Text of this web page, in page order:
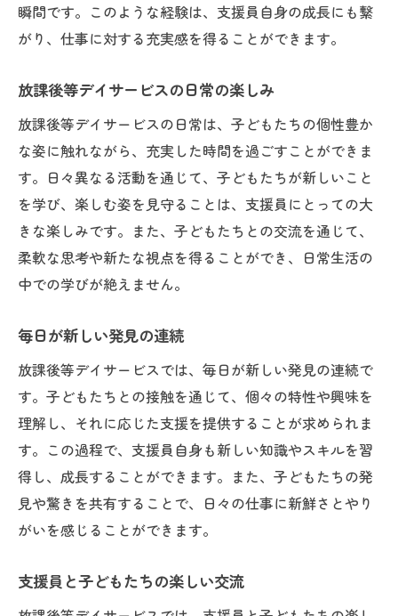
瞬間です。このような経験は、支援員自身の成長にも繋
がり、仕事に対する充実感を得ることができます。
放課後等デイサービスの日常の楽しみ
放課後等デイサービスの日常は、子どもたちの個性豊か
な姿に触れながら、充実した時間を過ごすことができま
す。日々異なる活動を通じて、子どもたちが新しいこと
を学び、楽しむ姿を見守ることは、支援員にとっての大
きな楽しみです。また、子どもたちとの交流を通じて、
柔軟な思考や新たな視点を得ることができ、日常生活の
中での学びが絶えません。
毎日が新しい発見の連続
放課後等デイサービスでは、毎日が新しい発見の連続で
す。子どもたちとの接触を通じて、個々の特性や興味を
理解し、それに応じた支援を提供することが求められま
す。この過程で、支援員自身も新しい知識やスキルを習
得し、成長することができます。また、子どもたちの発
見や驚きを共有することで、日々の仕事に新鮮さとやり
がいを感じることができます。
支援員と子どもたちの楽しい交流